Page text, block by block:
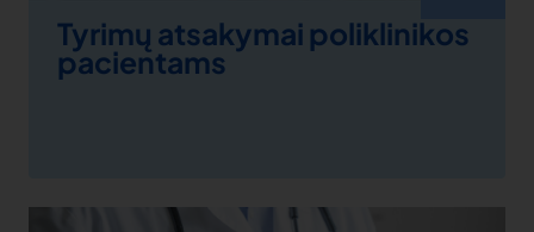
Tyrimų atsakymai poliklinikos
pacientams